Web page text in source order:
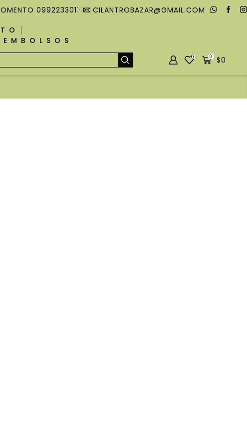
099223301
CILANTROBAZAR@GMAIL.COM
0 0 $0